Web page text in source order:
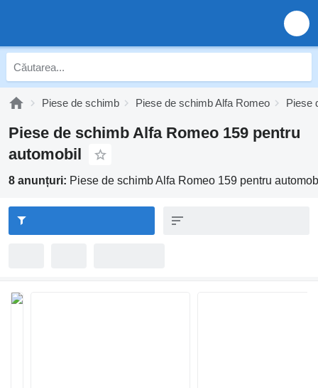
Piese de schimb Piese de schimb Alfa Romeo Piese
Piese de schimb Alfa Romeo 159 pentru
automobil
8 anunțuri: Piese de schimb Alfa Romeo 159 pentru